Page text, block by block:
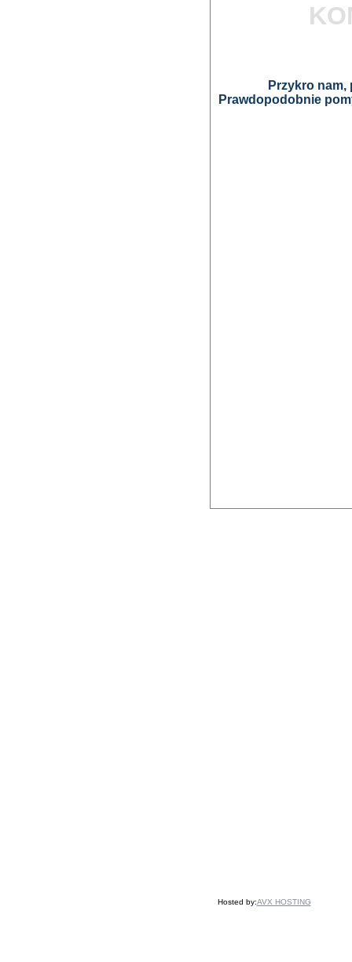
Przykro
Prawdopodobnie
Hosted by:AVX HOSTING